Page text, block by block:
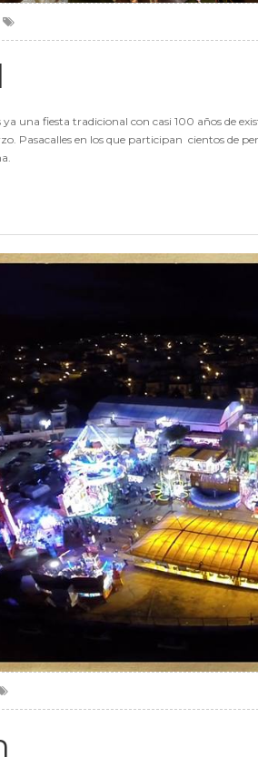
ya una fiesta tradicional con casi 100 años de
Pasacalles en los que participan cientos de